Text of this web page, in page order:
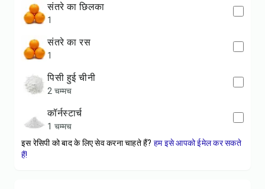
संतरे का छिलका
1
संतरे का रस
1
पिसी हुई चीनी
2 चम्मच
कॉर्नस्टार्च
1 चम्मच
इस रेसिपी को बाद के लिए सेव करना चाहते हैं? हम इसे आपको ईमेल कर सकते
हैं!